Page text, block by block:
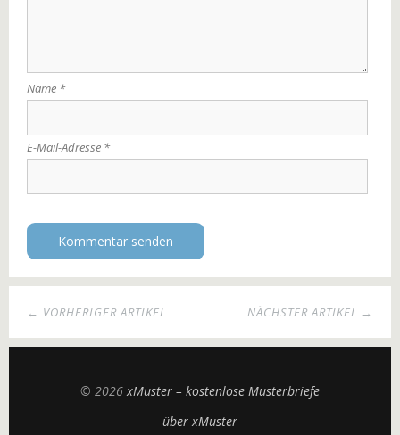
Name *
E-Mail-Adresse *
NÄCHSTER ARTIKEL →
← VORHERIGER ARTIKEL
© 2026xMuster – kostenlose Musterbriefe
über xMuster